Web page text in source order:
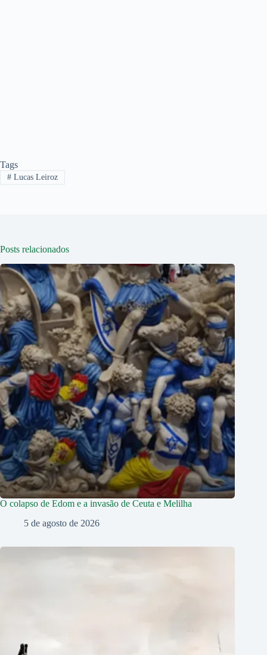
Tags
#Lucas Leiroz
Posts relacionados
O colapso de Edom e a invasão de Ceuta e Melilha
5 de agosto de 2026